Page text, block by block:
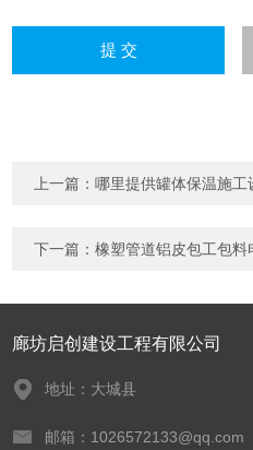
上一篇：哪里提供罐体保温施工
下一篇：橡塑管道铝皮包工包料
廊坊启创建设工程有限公司
地址：大城县
邮箱：1026572133@qq.com